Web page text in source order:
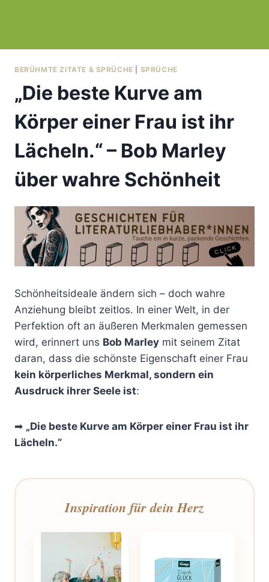
BERÜHMTE ZITATE & SPRÜCHE SPRÜCHE
„Die beste Kurve am
Körper einer Frau ist ihr
Lächeln.“ – Bob Marley
über wahre Schönheit
Schönheitsideale ändern sich – doch wahre
Anziehung bleibt zeitlos. In einer Welt, in der
Perfektion oft an äußeren Merkmalen gemessen
wird, erinnert uns Bob Marley mit seinem Zitat
daran, dass die schönste Eigenschaft einer Frau
kein körperliches Merkmal, sondern ein
Ausdruck ihrer Seele ist:
➡ „Die beste Kurve am Körper einer Frau ist ihr
Lächeln.“
Inspiration für dein Herz